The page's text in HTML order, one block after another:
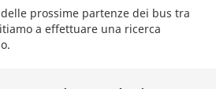
prossime partenze dei bus tra
a effettuare una ricerca